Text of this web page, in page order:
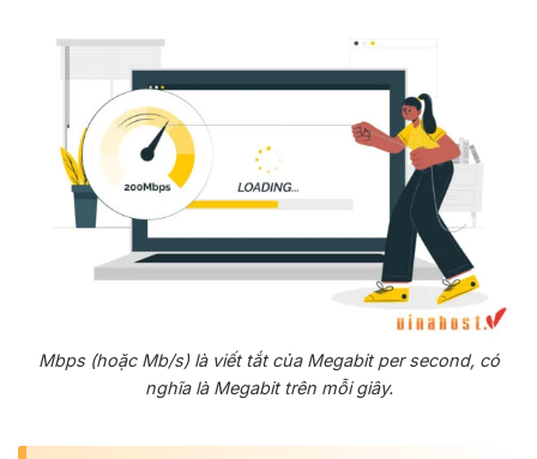
Mbps (hoặc Mb/s) là viết tắt của Megabit per second, có
nghĩa là Megabit trên mỗi giây.